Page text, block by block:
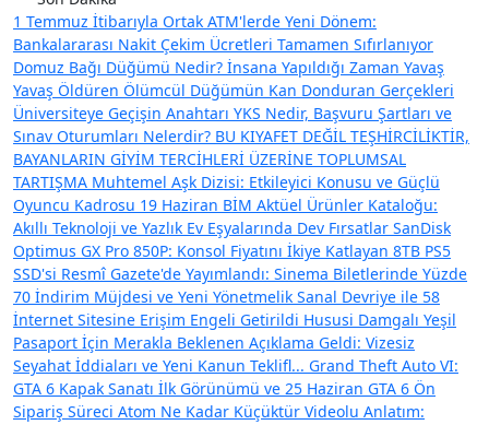
1 Temmuz İtibarıyla Ortak ATM'lerde Yeni Dönem:
Bankalararası Nakit Çekim Ücretleri Tamamen Sıfırlanıyor
Domuz Bağı Düğümü Nedir? İnsana Yapıldığı Zaman Yavaş
Yavaş Öldüren Ölümcül Düğümün Kan Donduran Gerçekleri
Üniversiteye Geçişin Anahtarı YKS Nedir, Başvuru Şartları ve
Sınav Oturumları Nelerdir? BU KIYAFET DEĞİL TEŞHİRCİLİKTİR,
BAYANLARIN GİYİM TERCİHLERİ ÜZERİNE TOPLUMSAL
TARTIŞMA Muhtemel Aşk Dizisi: Etkileyici Konusu ve Güçlü
Oyuncu Kadrosu 19 Haziran BİM Aktüel Ürünler Kataloğu:
Akıllı Teknoloji ve Yazlık Ev Eşyalarında Dev Fırsatlar SanDisk
Optimus GX Pro 850P: Konsol Fiyatını İkiye Katlayan 8TB PS5
SSD'si Resmî Gazete'de Yayımlandı: Sinema Biletlerinde Yüzde
70 İndirim Müjdesi ve Yeni Yönetmelik Sanal Devriye ile 58
İnternet Sitesine Erişim Engeli Getirildi Hususi Damgalı Yeşil
Pasaport İçin Merakla Beklenen Açıklama Geldi: Vizesiz
Seyahat İddiaları ve Yeni Kanun Teklifl... Grand Theft Auto VI:
GTA 6 Kapak Sanatı İlk Görünümü ve 25 Haziran GTA 6 Ön
Sipariş Süreci Atom Ne Kadar Küçüktür Videolu Anlatım: